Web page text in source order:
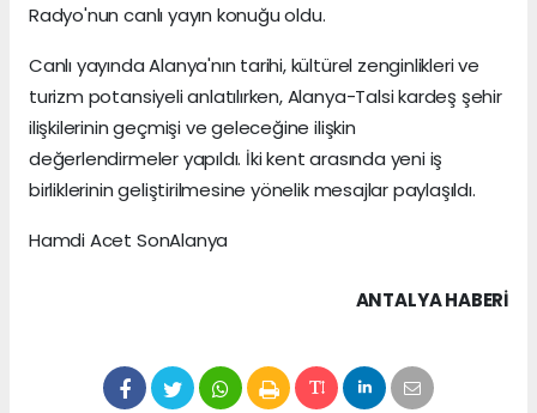
Radyo'nun canlı yayın konuğu oldu.
Canlı yayında Alanya'nın tarihi, kültürel zenginlikleri ve
turizm potansiyeli anlatılırken, Alanya-Talsi kardeş şehir
ilişkilerinin geçmişi ve geleceğine ilişkin
değerlendirmeler yapıldı. İki kent arasında yeni iş
birliklerinin geliştirilmesine yönelik mesajlar paylaşıldı.
Hamdi Acet SonAlanya
ANTALYA HABERİ